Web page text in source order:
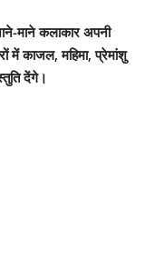
माने कलाकार अपनी
में काजल, महिमा, प्रेमांशु
देंगे।